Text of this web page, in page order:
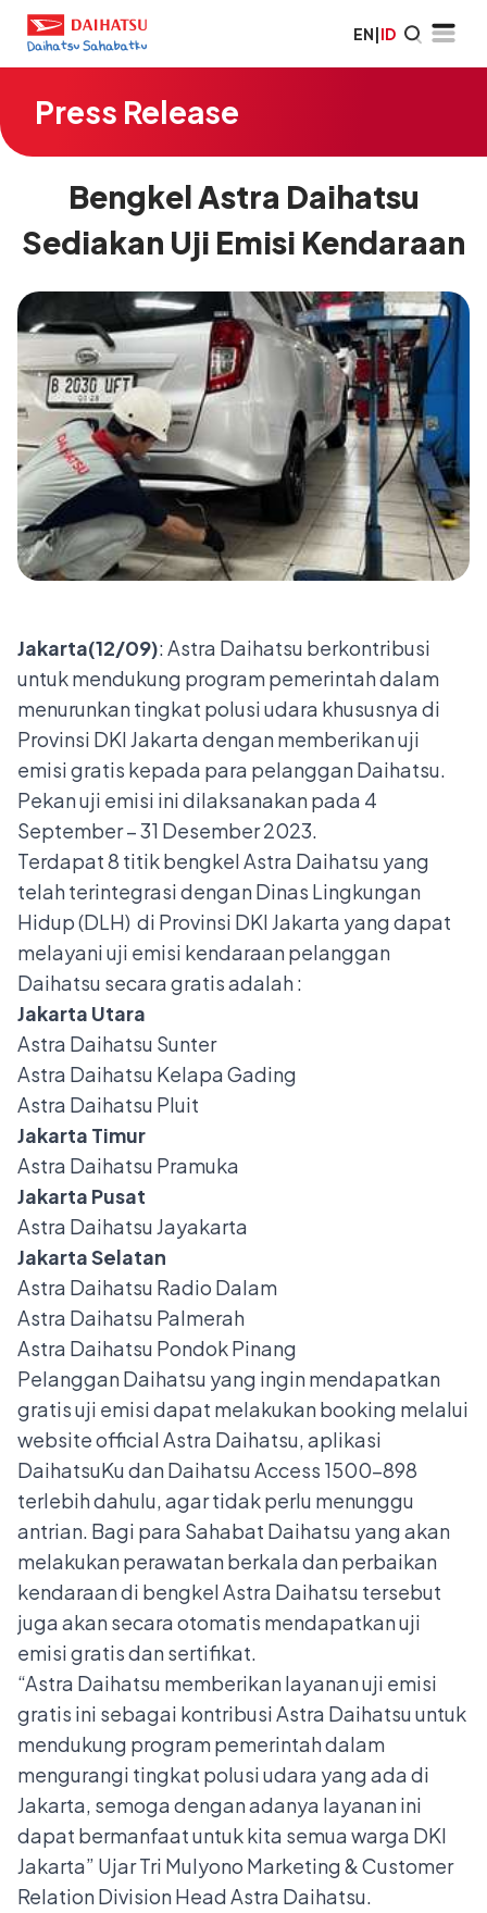
EN|ID
Press Release
Bengkel Astra Daihatsu
Sediakan Uji Emisi Kendaraan
Jakarta(12/09): Astra Daihatsu berkontribusi
untuk mendukung program pemerintah dalam
menurunkan tingkat polusi udara khususnya di
Provinsi DKI Jakarta dengan memberikan uji
emisi gratis kepada para pelanggan Daihatsu.
Pekan uji emisi ini dilaksanakan pada 4
September – 31 Desember 2023.
Terdapat 8 titik bengkel Astra Daihatsu yang
telah terintegrasi dengan Dinas Lingkungan
Hidup (DLH) di Provinsi DKI Jakarta yang dapat
melayani uji emisi kendaraan pelanggan
Daihatsu secara gratis adalah :
Jakarta Utara
Astra Daihatsu Sunter
Astra Daihatsu Kelapa Gading
Astra Daihatsu Pluit
Jakarta Timur
Astra Daihatsu Pramuka
Jakarta Pusat
Astra Daihatsu Jayakarta
Jakarta Selatan
Astra Daihatsu Radio Dalam
Astra Daihatsu Palmerah
Astra Daihatsu Pondok Pinang
Pelanggan Daihatsu yang ingin mendapatkan
gratis uji emisi dapat melakukan booking melalui
website official Astra Daihatsu, aplikasi
DaihatsuKu dan Daihatsu Access 1500-898
terlebih dahulu, agar tidak perlu menunggu
antrian. Bagi para Sahabat Daihatsu yang akan
melakukan perawatan berkala dan perbaikan
kendaraan di bengkel Astra Daihatsu tersebut
juga akan secara otomatis mendapatkan uji
emisi gratis dan sertifikat.
“Astra Daihatsu memberikan layanan uji emisi
gratis ini sebagai kontribusi Astra Daihatsu untuk
mendukung program pemerintah dalam
mengurangi tingkat polusi udara yang ada di
Jakarta, semoga dengan adanya layanan ini
dapat bermanfaat untuk kita semua warga DKI
Jakarta” Ujar Tri Mulyono Marketing & Customer
Relation Division Head Astra Daihatsu.